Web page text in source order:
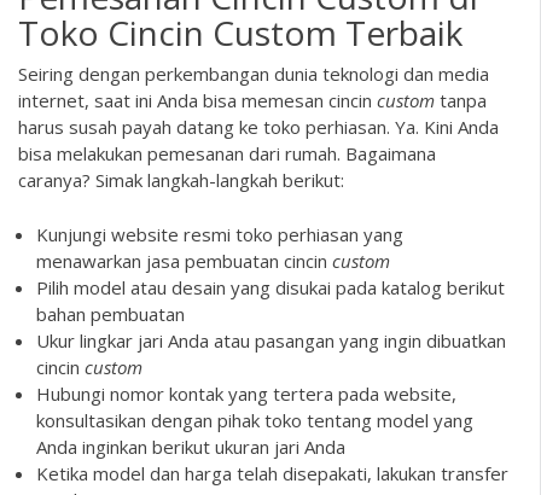
Toko Cincin Custom Terbaik
Seiring dengan perkembangan dunia teknologi dan media
internet, saat ini Anda bisa memesan cincin custom tanpa
harus susah payah datang ke toko perhiasan. Ya. Kini Anda
bisa melakukan pemesanan dari rumah. Bagaimana
caranya? Simak langkah-langkah berikut:
Kunjungi website resmi toko perhiasan yang
menawarkan jasa pembuatan cincin custom
Pilih model atau desain yang disukai pada katalog berikut
bahan pembuatan
Ukur lingkar jari Anda atau pasangan yang ingin dibuatkan
cincin custom
Hubungi nomor kontak yang tertera pada website,
konsultasikan dengan pihak toko tentang model yang
Anda inginkan berikut ukuran jari Anda
Ketika model dan harga telah disepakati, lakukan transfer